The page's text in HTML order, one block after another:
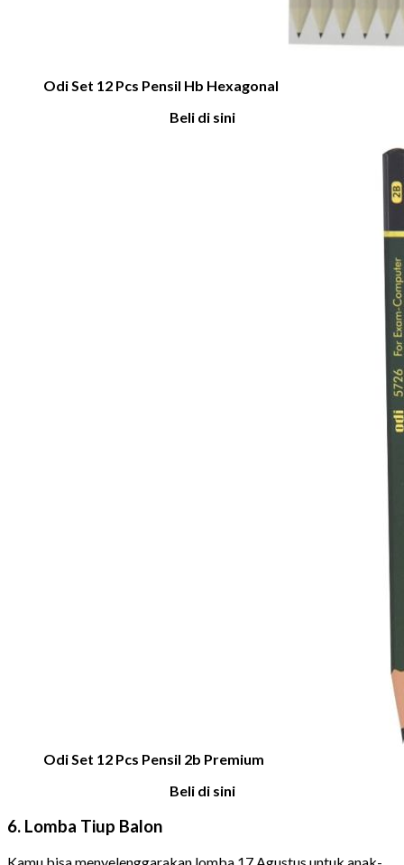
Odi Set 12 Pcs Pensil Hb Hexagonal
Beli di sini
Odi Set 12 Pcs Pensil 2b Premium
Beli di sini
6. Lomba Tiup Balon
Kamu bisa menyelenggarakan lomba 17 Agustus untuk anak-